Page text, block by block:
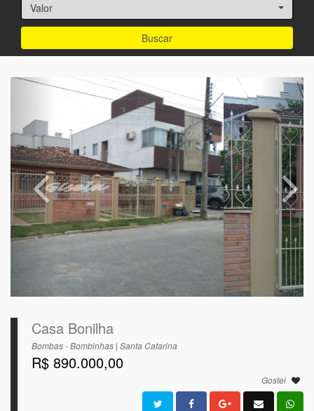
Valor
Buscar
Casa Bonilha
Bombas - Bombinhas | Santa Catarina
R$ 890.000,00
Gostei